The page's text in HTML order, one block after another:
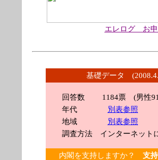
エレログ お申
基礎データ
回答数 1184票 (男性
年代 別表参照
地域 別表参照
調査方法 インターネットに
内閣を支持しますか？ 支